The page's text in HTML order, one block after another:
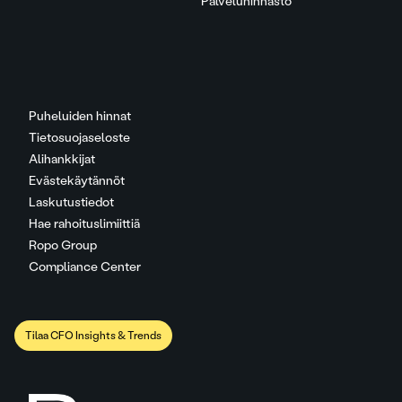
Puheluiden hinnat
Tietosuojaseloste
Alihankkijat
Evästekäytännöt
Laskutustiedot
Hae rahoituslimiittiä
Ropo Group
Compliance Center
Tilaa CFO Insights & Trends